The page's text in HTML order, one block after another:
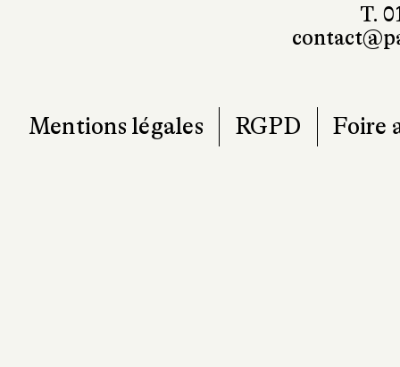
T.
Mentions légales RGPD Foire